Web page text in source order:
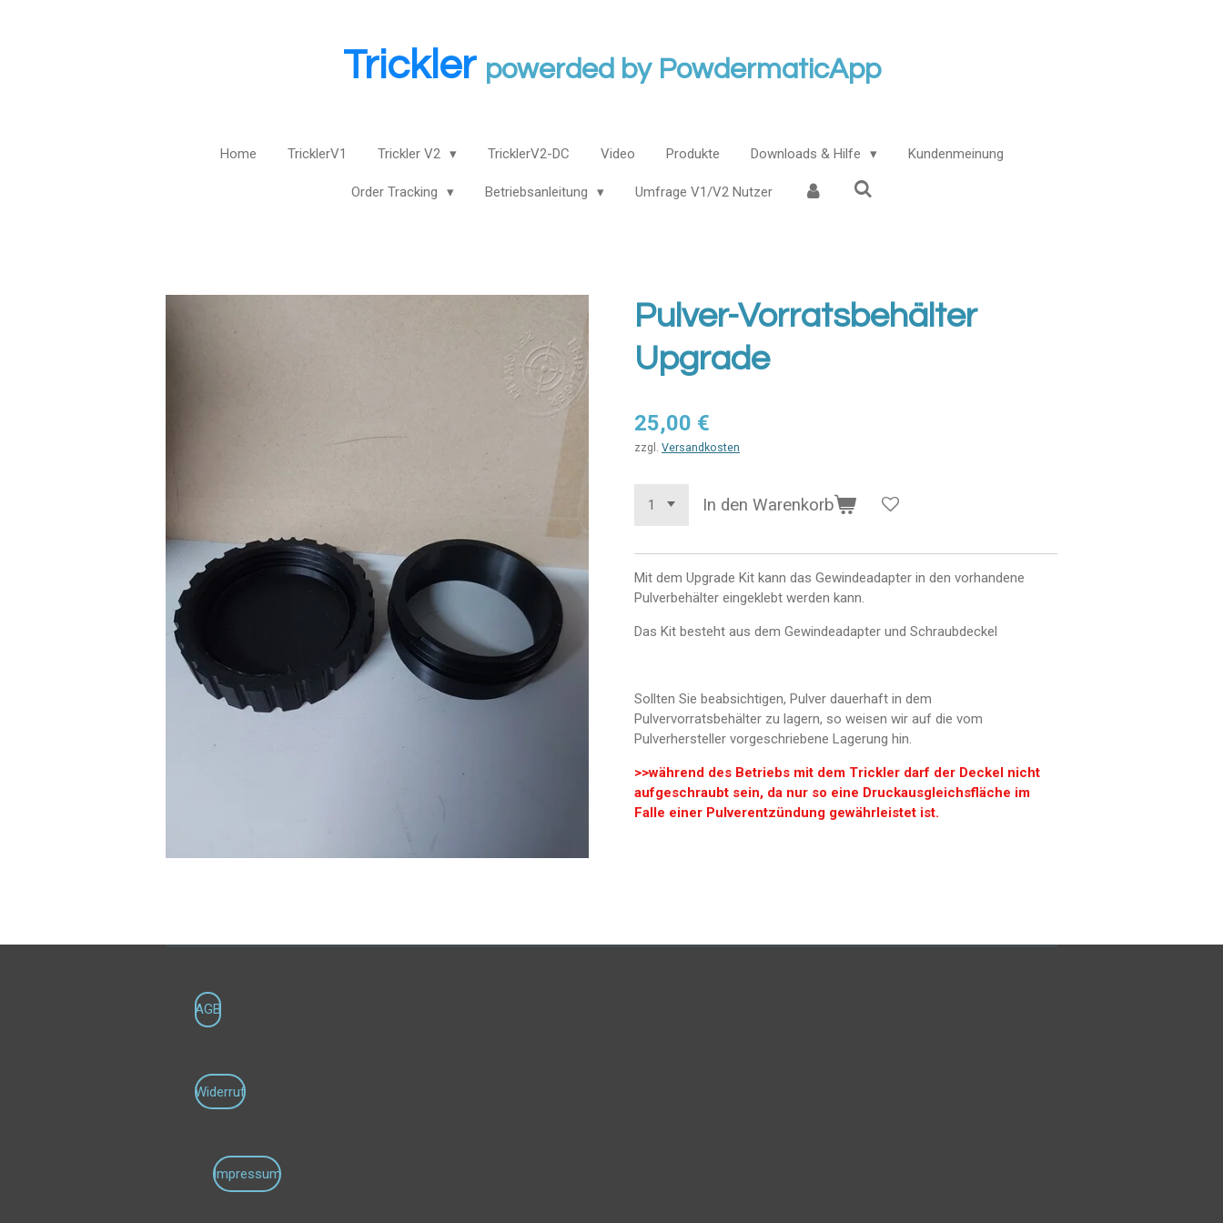
Trickler powerded by PowdermaticApp
Home TricklerV1 Trickler V2 TricklerV2-DC Video Produkte Downloads & Hilfe Kundenmeinung
Order Tracking Betriebsanleitung Umfrage V1/V2 Nutzer
Pulver-Vorratsbehälter
Upgrade
25,00 €
zzgl. Versandkosten
In den Warenkorb
Mit dem Upgrade Kit kann das Gewindeadapter in den vorhandene
Pulverbehälter eingeklebt werden kann.
Das Kit besteht aus dem Gewindeadapter und Schraubdeckel
Sollten Sie beabsichtigen, Pulver dauerhaft in dem
Pulvervorratsbehälter zu lagern, so weisen wir auf die vom
Pulverhersteller vorgeschriebene Lagerung hin.
>>während des Betriebs mit dem Trickler darf der Deckel nicht
aufgeschraubt sein, da nur so eine Druckausgleichsfläche im
Falle einer Pulverentzündung gewährleistet ist.
AGB
Widerruf
Impressum